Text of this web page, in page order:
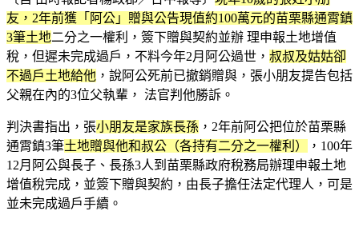
友，2年前獲「阿公」贈與公告現值約100萬元的苗栗縣通霄鎮
3筆土地二分之一權利，簽下贈與契約並辦 理申報土地增值
稅，但遲未完成過戶，不料今年2月阿公過世， 叔叔及姑姑卻
不過戶土地給他 ，說阿公死前已撤銷贈與，張小朋友提告包括
父親在內的3位父執輩， 法官判他勝訴。
判決書指出，張小朋友是家族長孫 ，2年前阿公把位於苗栗縣
通霄鎮3筆土地贈與他和叔公（各持有二分之一權利）
，100年
12月阿公與長子、長孫3人到苗栗縣政府稅務局辦理申報土地
增值稅完成，並簽下贈與契約，由長子擔任法定代理人，可是
並未完成過戶手續。